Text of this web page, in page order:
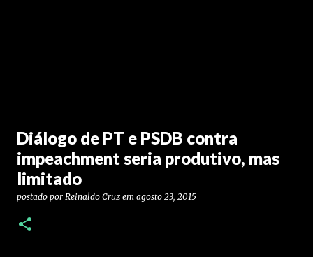
Diálogo de PT e PSDB contra
impeachment seria produtivo, mas
limitado
postado por Reinaldo Cruz em agosto 23, 2015